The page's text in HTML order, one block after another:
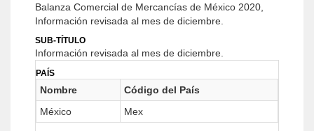
Balanza Comercial de Mercancías de México 2020,
Información revisada al mes de diciembre.
SUB-TÍTULO
Información revisada al mes de diciembre.
PAÍS
Nombre
Código del País
México
Mex